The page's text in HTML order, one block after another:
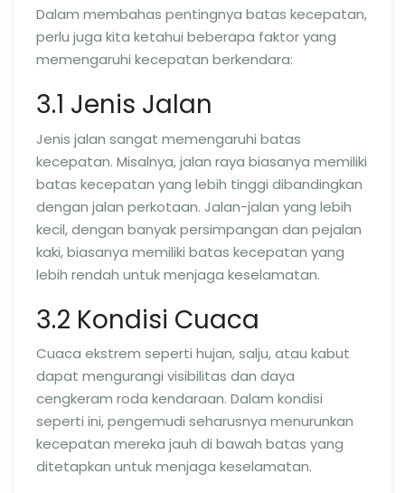
Dalam membahas pentingnya batas kecepatan,
perlu juga kita ketahui beberapa faktor yang
memengaruhi kecepatan berkendara:
3.1 Jenis Jalan
Jenis jalan sangat memengaruhi batas
kecepatan. Misalnya, jalan raya biasanya memiliki
batas kecepatan yang lebih tinggi dibandingkan
dengan jalan perkotaan. Jalan-jalan yang lebih
kecil, dengan banyak persimpangan dan pejalan
kaki, biasanya memiliki batas kecepatan yang
lebih rendah untuk menjaga keselamatan.
3.2 Kondisi Cuaca
Cuaca ekstrem seperti hujan, salju, atau kabut
dapat mengurangi visibilitas dan daya
cengkeram roda kendaraan. Dalam kondisi
seperti ini, pengemudi seharusnya menurunkan
kecepatan mereka jauh di bawah batas yang
ditetapkan untuk menjaga keselamatan.